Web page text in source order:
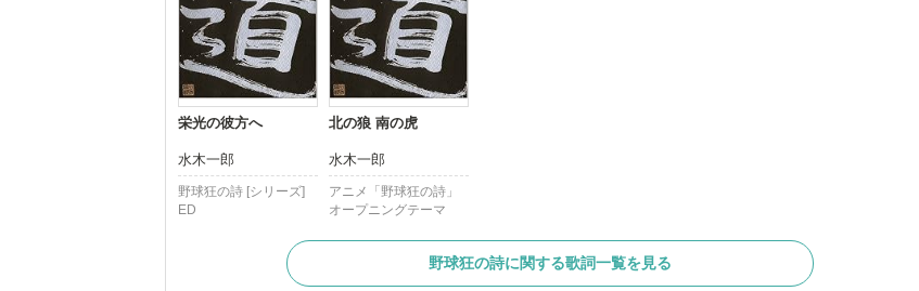
栄光の彼方へ
水木一郎
野球狂の詩 [シリーズ]
ED
北の狼 南の虎
水木一郎
アニメ「野球狂の詩」
オープニングテーマ
野球狂の詩に関する歌詞一覧を見る